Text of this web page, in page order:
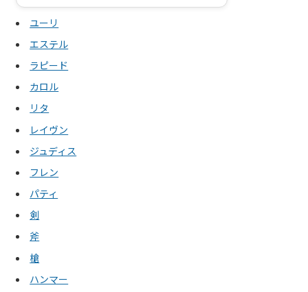
ユーリ
エステル
ラピード
カロル
リタ
レイヴン
ジュディス
フレン
パティ
剣
斧
槍
ハンマー